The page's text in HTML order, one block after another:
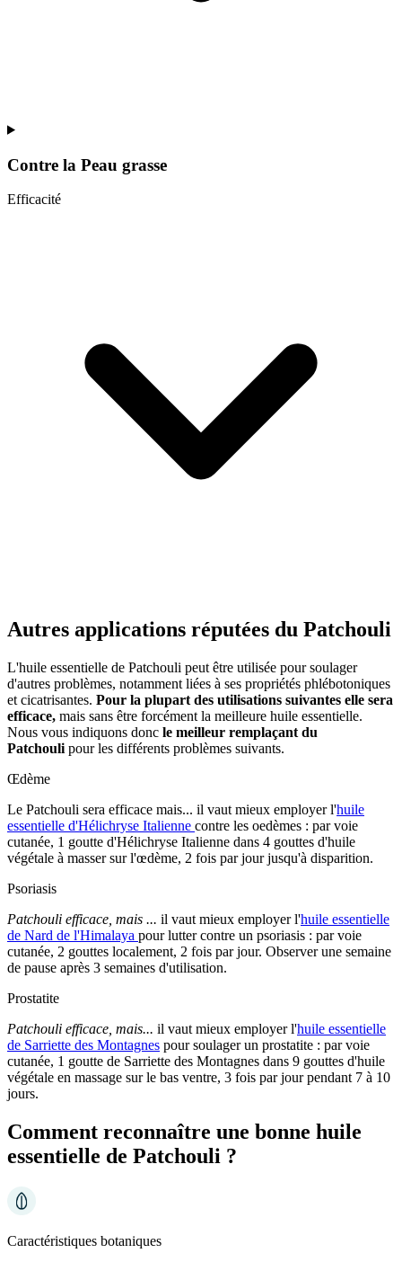
Contre la Peau grasse
Efficacité
Autres applications réputées du Patchouli
L'huile essentielle de Patchouli peut être utilisée pour soulager
d'autres problèmes, notamment liées à ses propriétés phlébotoniques
et cicatrisantes. Pour la plupart des utilisations suivantes elle sera
efficace, mais sans être forcément la meilleure huile essentielle.
Nous vous indiquons donc le meilleur remplaçant du
Patchouli pour les différents problèmes suivants.
Œdème
Le Patchouli sera efficace mais... il vaut mieux employer l'huile
essentielle d'Hélichryse Italienne contre les oedèmes : par voie
cutanée, 1 goutte d'Hélichryse Italienne dans 4 gouttes d'huile
végétale à masser sur l'œdème, 2 fois par jour jusqu'à disparition.
Psoriasis
Patchouli efficace, mais ... il vaut mieux employer l'huile essentielle
de Nard de l'Himalaya pour lutter contre un psoriasis : par voie
cutanée, 2 gouttes localement, 2 fois par jour. Observer une semaine
de pause après 3 semaines d'utilisation.
Prostatite
Patchouli efficace, mais... il vaut mieux employer l'huile essentielle
de Sarriette des Montagnes pour soulager un prostatite : par voie
cutanée, 1 goutte de Sarriette des Montagnes dans 9 gouttes d'huile
végétale en massage sur le bas ventre, 3 fois par jour pendant 7 à 10
jours.
Comment reconnaître une bonne huile
essentielle de Patchouli ?
Caractéristiques botaniques